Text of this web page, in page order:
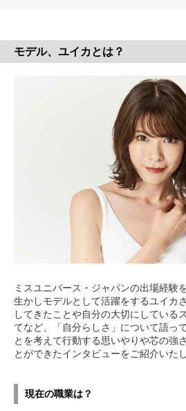
モデル、ユイカとは？
ミスユニバース・ジャパンの出場経験
生かしモデルとして活躍をするユイカ
してきたことや自分の大切にしている
てなど、「自分らしさ」について語っ
とを考えて行動する思いやりや芯の強
とができたインタビューをご紹介いたし
現在の職業は？